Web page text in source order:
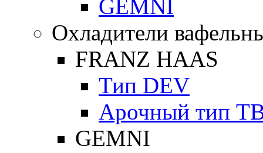
GEMNI
Охладители
FRANZ HAAS
Тип DEV
Арочный тип
GEMNI